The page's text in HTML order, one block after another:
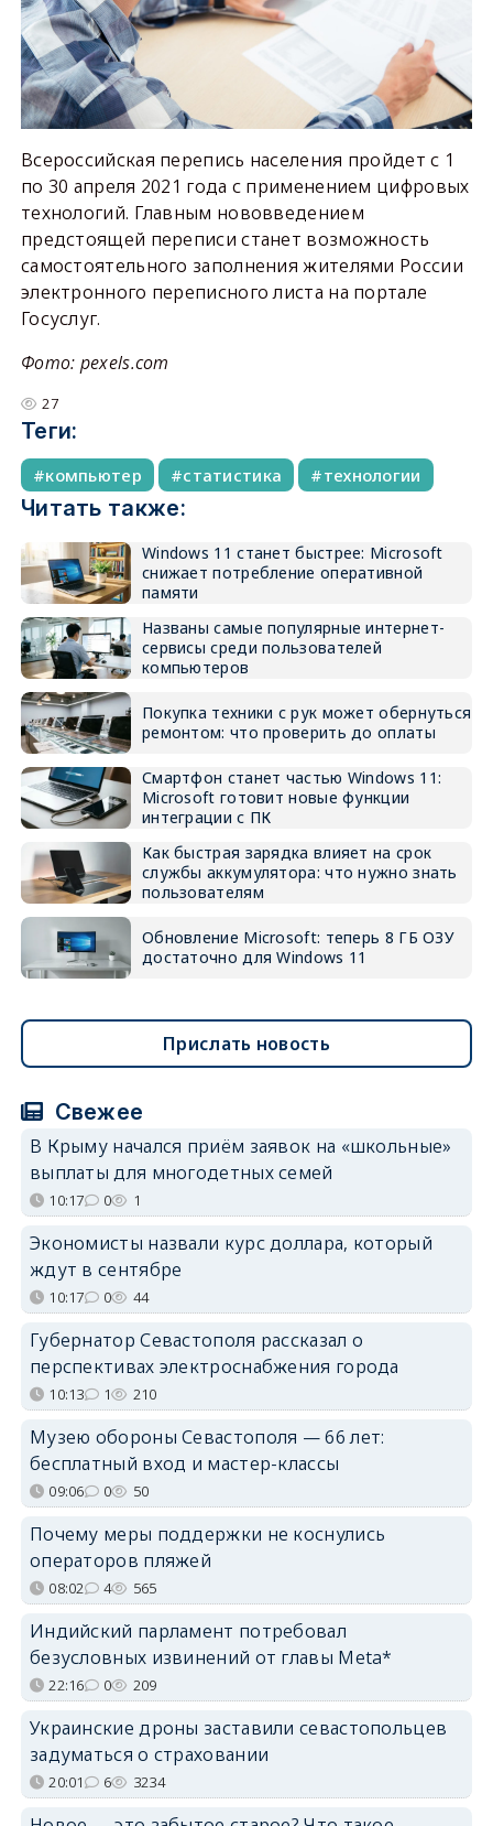
Всероссийская перепись населения пройдет с 1
по 30 апреля 2021 года с применением цифровых
технологий. Главным нововведением
предстоящей переписи станет возможность
самостоятельного заполнения жителями России
электронного переписного листа на портале
Госуслуг.
Фото: pexels.com
27
Теги:
компьютер статистика технологии
Читать также:
Windows 11 станет быстрее: Microsoft
снижает потребление оперативной
памяти
Названы самые популярные интернет-
сервисы среди пользователей
компьютеров
Покупка техники с рук может обернуться
ремонтом: что проверить до оплаты
Смартфон станет частью Windows 11:
Microsoft готовит новые функции
интеграции с ПК
Как быстрая зарядка влияет на срок
службы аккумулятора: что нужно знать
пользователям
Обновление Microsoft: теперь 8 ГБ ОЗУ
достаточно для Windows 11
Прислать новость
Свежее
В Крыму начался приём заявок на «школьные»
выплаты для многодетных семей
10:17 0 1
Экономисты назвали курс доллара, который
ждут в сентябре
10:17 0 44
Губернатор Севастополя рассказал о
перспективах электроснабжения города
10:13 1 210
Музею обороны Севастополя — 66 лет:
бесплатный вход и мастер-классы
09:06 0 50
Почему меры поддержки не коснулись
операторов пляжей
08:02 4 565
Индийский парламент потребовал
безусловных извинений от главы Meta*
22:16 0 209
Украинские дроны заставили севастопольцев
задуматься о страховании
20:01 6 3234